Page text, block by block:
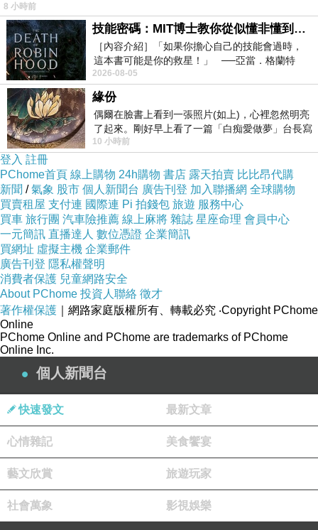
8 小時前
技能密碼：MIT博士教你從似懂非懂到穩定輸出，把專業變事業的職能升級攻略 /麥特．比恩(容錯)
［內容介紹］「如果你擔心自己的技能會過時，
這本書可能是你的救星！」 ──亞當．格蘭特
（Adam Grant），《
2026-08-05
緣份
偶爾在臉書上看到一張照片(如上)，心裡忽然明亮
了起來。剛好早上看了一篇「白痴愛做夢」台長寫
的貼文，在回顧年輕時瘋狂愛上
10 小時前
登入 註冊
PChome首頁 線上購物 24h購物 書店 露天拍賣 比比昂代購
新聞 /氣象 股市 個人新聞台 廣告刊登 加入聯播網 全球購物
買賣租屋 支付連 國際連 Pi 拍錢包 旅遊 服務中心
買車 旅行團 汽車險推薦 線上麻將 雜誌 星座命理 會員中心
一元簡訊 直播達人 數位憑證 企業簡訊
買網址 虛擬主機 企業郵件
廣告刊登 隱私權聲明
消費者保護 兒童網路安全
About PChome 投資人聯絡 徵才
著作權保護 ｜網路家庭版權所有、轉載必究 ‧Copyright PChome
Online
PChome Online and PChome are trademarks of PChome
Online Inc.
個人新聞台
快速發文 最新文章
心情雜記 美食饗宴
藝文欣賞 旅遊玩家
社會萬象 影視娛樂